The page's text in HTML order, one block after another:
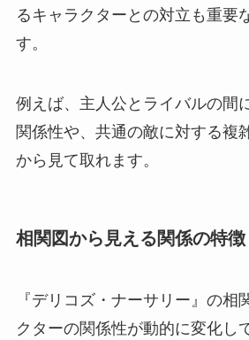
るキャラクターとの対立も重要
す。
例えば、主人公とライバルの間
関係性や、共通の敵に対する複
から見て取れます。
相関図から見える関係の特徴
『デリコズ・ナーサリー』の相
クターの関係性が動的に変化し